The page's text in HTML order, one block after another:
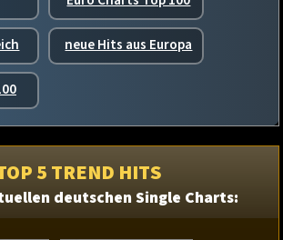
neue Hits aus Europa
5 TREND HITS
deutschen Single Charts: